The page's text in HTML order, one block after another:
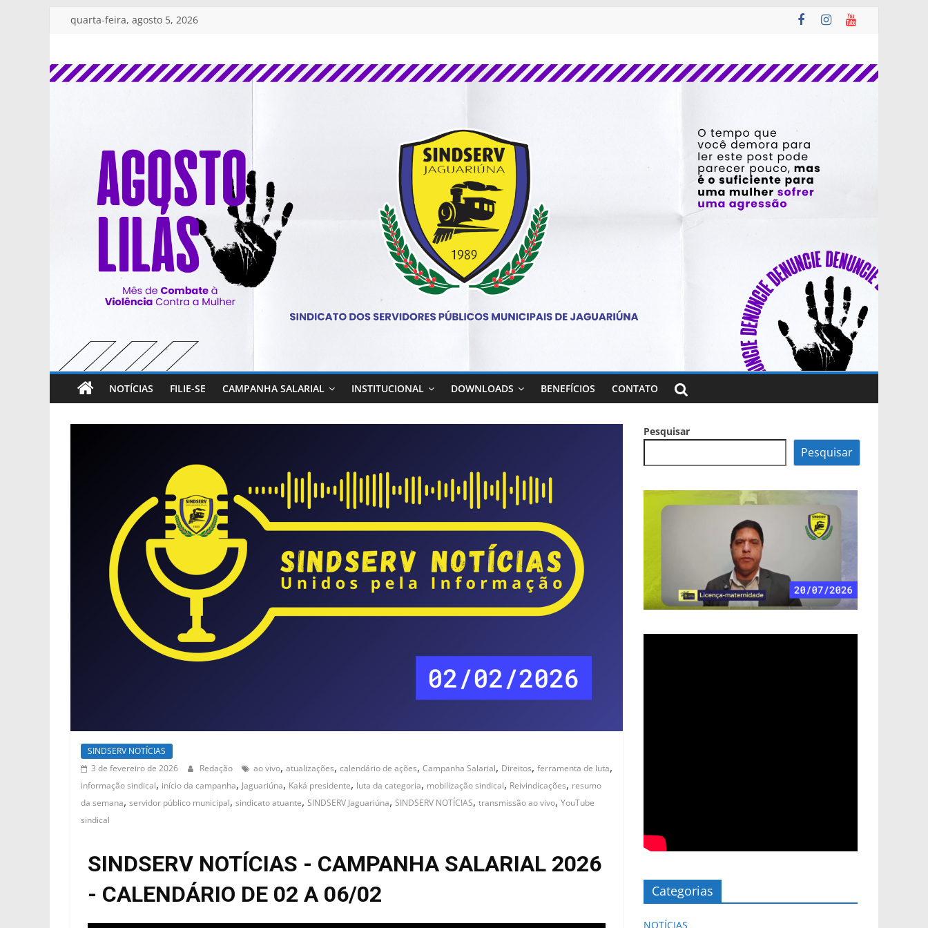
quarta-feira, agosto 5, 2026
NOTÍCIAS FILIE-SE CAMPANHA SALARIAL INSTITUCIONAL DOWNLOADS BENEFÍCIOS CONTATO
SINDSERV NOTÍCIAS
3 de fevereiro de 2026
Redação ao vivo, atualizações, calendário de ações, Campanha Salarial, Direitos, ferramenta de luta,
informação sindical, início da campanha, Jaguariúna, Kaká presidente, luta da categoria, mobilização sindical, Reivindicações, resumo
da semana, servidor público municipal, sindicato atuante, SINDSERV Jaguariúna, SINDSERV NOTÍCIAS, transmissão ao vivo, YouTube
sindical
SINDSERV NOTÍCIAS - CAMPANHA SALARIAL 2026
- CALENDÁRIO DE 02 A 06/02
Pesquisar
Pesquisar
Categorias
NOTÍCIAS